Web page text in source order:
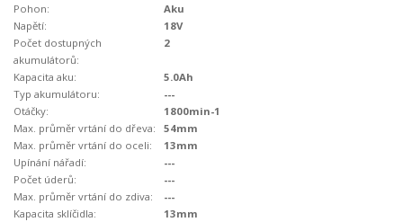
Pohon:
Aku
Napětí:
18V
Počet dostupných
akumulátorů:
2
Kapacita aku:
5.0Ah
Typ akumulátoru:
---
Otáčky:
1800min-1
Max. průměr vrtání do dřeva:
54mm
Max. průměr vrtání do oceli:
13mm
Upínání nářadí:
---
Počet úderů:
---
Max. průměr vrtání do zdiva:
---
Kapacita sklíčidla:
13mm